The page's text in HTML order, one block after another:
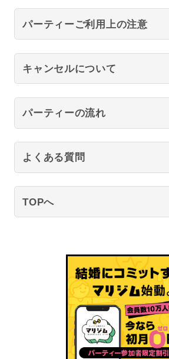
パーティーご利用上の注意
キャンセルについて
パーティーの流れ
よくある質問
TOPへ